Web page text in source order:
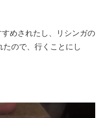
めされたし、リシンガの
ので、行くことにし